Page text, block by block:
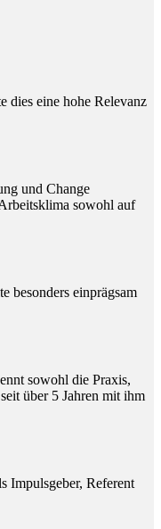
dies eine hohe Relevanz
und Change
sowohl auf
besonders einprägsam
sowohl die Praxis,
über 5 Jahren mit ihm
Impulsgeber, Referent